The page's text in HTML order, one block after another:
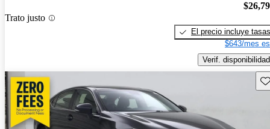
Trato justo
El precio incluye tasas
$643/mes
Verif. disponibilidad